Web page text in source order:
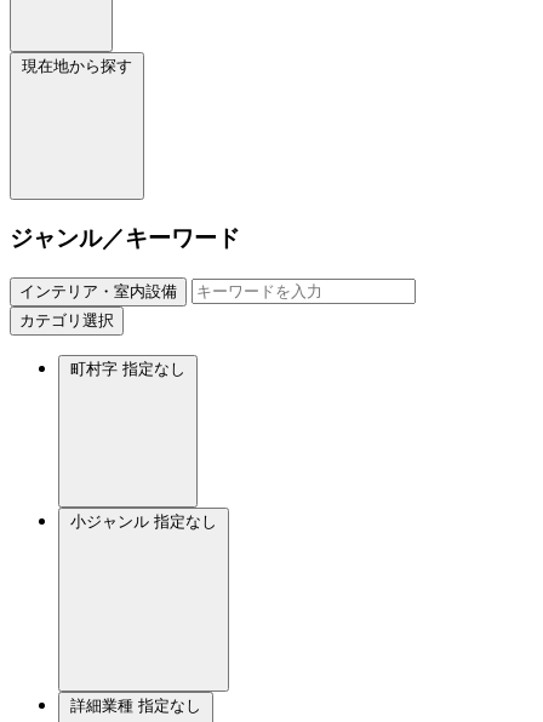
現在地から探す
ジャンル／キーワード
インテリア・室内設備
カテゴリ選択
町村字 指定なし
小ジャンル 指定なし
詳細業種 指定なし